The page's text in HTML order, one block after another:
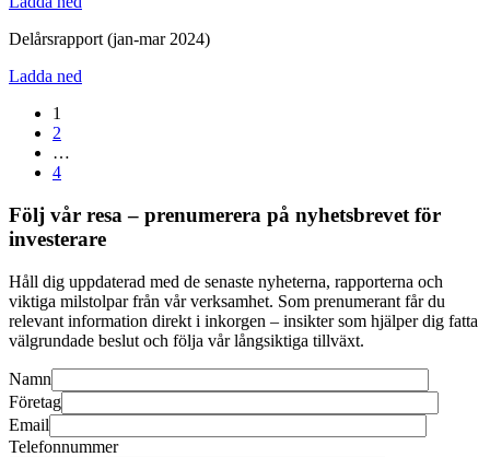
Delårsrapport (jan-mar 2024)
Ladda ned
1
2
…
4
Följ vår resa – prenumerera på nyhetsbrevet för
investerare
Håll dig uppdaterad med de senaste nyheterna, rapporterna och
viktiga milstolpar från vår verksamhet. Som prenumerant får du
relevant information direkt i inkorgen – insikter som hjälper dig fatta
välgrundade beslut och följa vår långsiktiga tillväxt.
Namn
Företag
Email
Telefonnummer